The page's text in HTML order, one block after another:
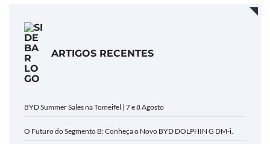
ARTIGOS RECENTES
BYD Summer Sales na Tomeifel | 7 e 8 Agosto
O Futuro do Segmento B: Conheça o Novo BYD DOLPHIN G DM-i.